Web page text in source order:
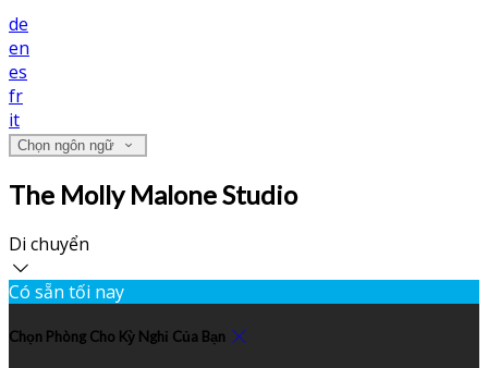
de
en
es
fr
it
Chọn ngôn ngữ
The Molly Malone Studio
Di chuyển
Có sẵn tối nay
Chọn Phòng Cho Kỳ Nghỉ Của Bạn